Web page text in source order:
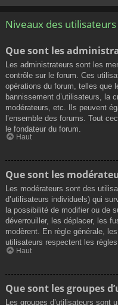
Niveaux des
Que sont les
Les administrateurs sont les
contrôle sur le forum. Ces
opérations du forum, telles que
bannissement d’utilisateurs, la
modérateurs, etc. Ils peuvent
l’ensemble des forums. Tout
le fondateur du forum.
Haut
Que sont les
Les modérateurs sont des
d’utilisateurs individuels) qui
la possibilité de modifier ou de
déverrouiller, les déplacer, les
modèrent. En règle générale,
utilisateurs respectent les
Haut
Que sont les groupes
Les groupes d’utilisateurs